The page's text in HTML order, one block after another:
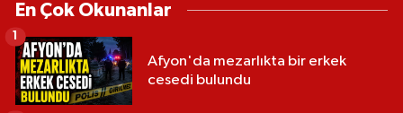
En Çok Okunanlar
Afyon'da mezarlıkta bir erkek
cesedi bulundu
1